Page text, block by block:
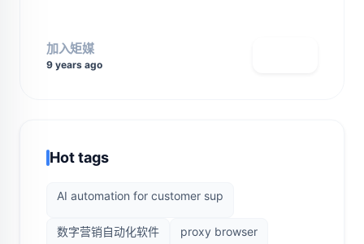
加入矩媒
9 years ago
Hot tags
AI automation for customer sup
数字营销自动化软件 proxy browser